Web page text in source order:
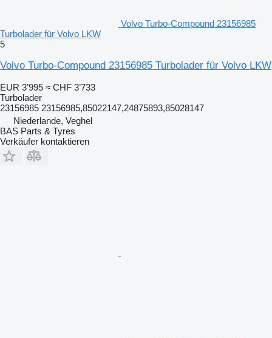
Volvo Turbo-Compound 23156985
Turbolader für Volvo LKW
5
Volvo Turbo-Compound 23156985 Turbolader für Volvo LKW
EUR 3’995 ≈ CHF 3’733
Turbolader
23156985 23156985,85022147,24875893,85028147
Niederlande, Veghel
BAS Parts & Tyres
Verkäufer kontaktieren